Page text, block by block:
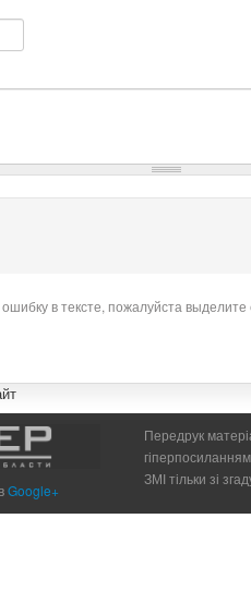
в тексте, пожалуйста
Google+
Передрук
ЗМІ тільки зі